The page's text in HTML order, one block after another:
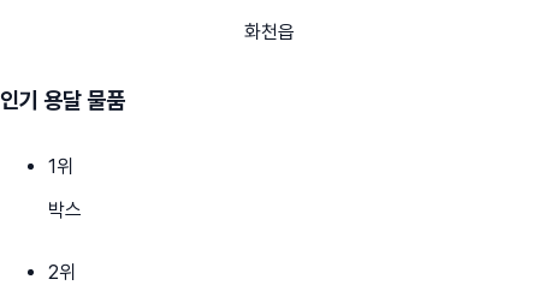
화천읍
인기 용달 물품
1위
박스
2위